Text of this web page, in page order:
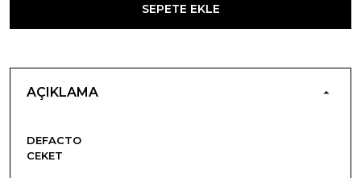
SEPETE EKLE
AÇIKLAMA
DEFACTO
CEKET